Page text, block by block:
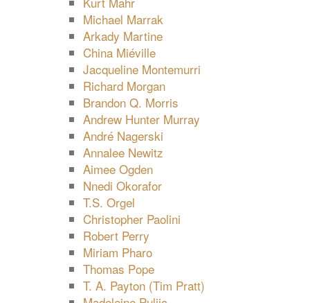
Michael Marrak
Arkady Martine
China Miéville
Jacqueline Montemurri
Richard Morgan
Brandon Q. Morris
Andrew Hunter Murray
André Nagerski
Annalee Newitz
Aimee Ogden
Nnedi Okorafor
T.S. Orgel
Christopher Paolini
Robert Perry
Miriam Pharo
Thomas Pope
T. A. Payton (Tim Pratt)